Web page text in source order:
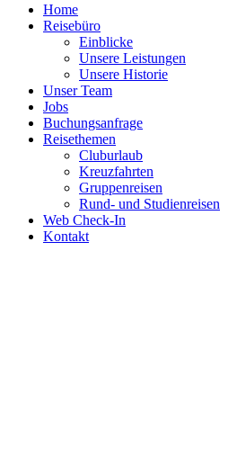
Home
Reisebüro
Einblicke
Unsere Leistungen
Unsere Historie
Unser Team
Jobs
Buchungsanfrage
Reisethemen
Cluburlaub
Kreuzfahrten
Gruppenreisen
Rund- und Studienreisen
Web Check-In
Kontakt